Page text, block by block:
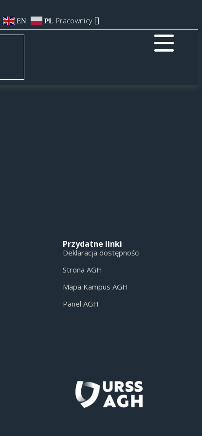
EN PL Pracownicy
Przydatne linki
Deklaracja dostępności
Strona AGH
Mapa Kampus AGH
Panel AGH